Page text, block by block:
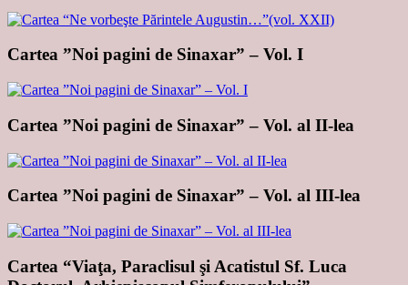
Cartea ”Noi pagini de Sinaxar” – Vol. I
Cartea ”Noi pagini de Sinaxar” – Vol. al II-lea
Cartea ”Noi pagini de Sinaxar” – Vol. al III-lea
Cartea “Viaţa, Paraclisul şi Acatistul Sf. Luca